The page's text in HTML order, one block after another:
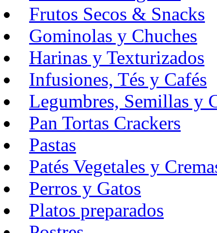
Frutos Secos & Snacks
Gominolas y Chuches
Harinas y Texturizados
Infusiones, Tés y Cafés
Legumbres, Semillas y
Pan Tortas Crackers
Pastas
Patés Vegetales y
Perros y Gatos
Platos preparados